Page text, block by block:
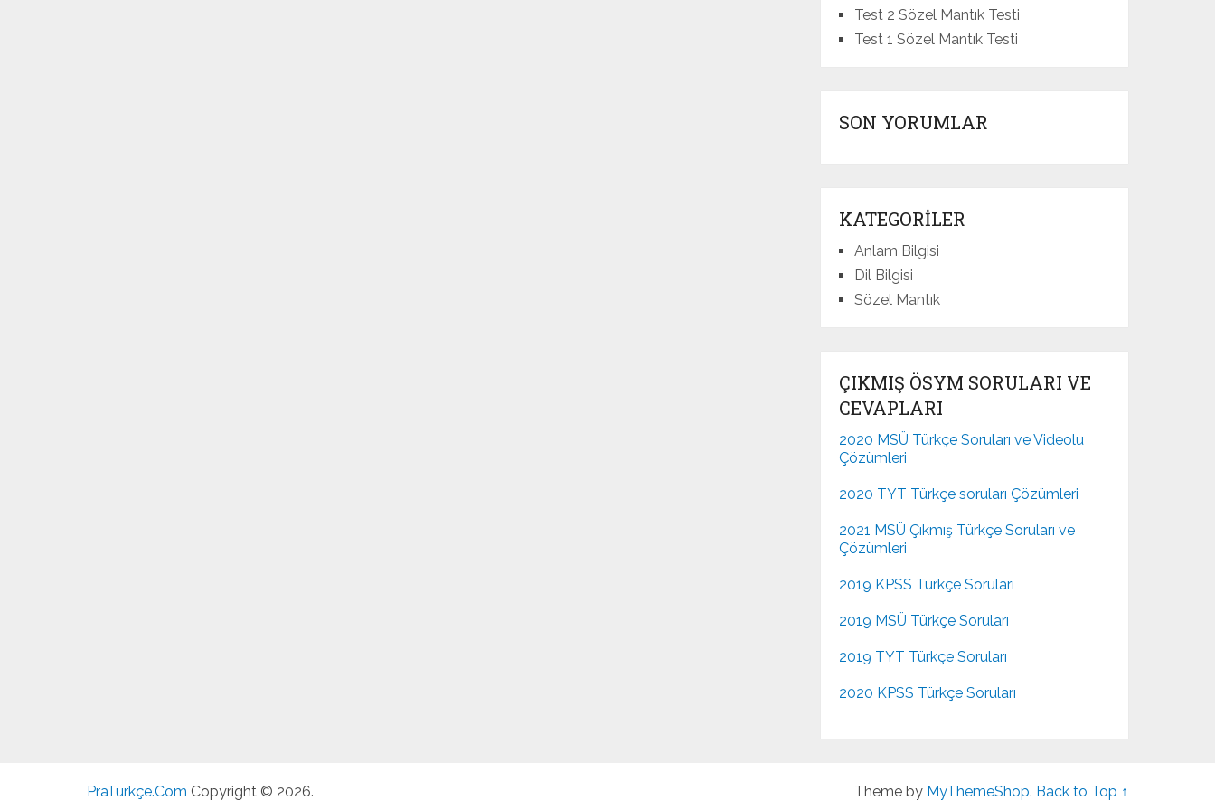
Test 2 Sözel Mantık Testi
Test 1 Sözel Mantık Testi
SON YORUMLAR
KATEGORILER
Anlam Bilgisi
Dil Bilgisi
Sözel Mantık
ÇIKMIŞ ÖSYM SORULARI VE
CEVAPLARI
2020 MSÜ Türkçe Soruları ve Videolu
Çözümleri
2020 TYT Türkçe soruları Çözümleri
2021 MSÜ Çıkmış Türkçe Soruları ve
Çözümleri
2019 KPSS Türkçe Soruları
2019 MSÜ Türkçe Soruları
2019 TYT Türkçe Soruları
2020 KPSS Türkçe Soruları
PraTürkçe.Com Copyright © 2026. Theme by MyThemeShop. Back to Top ↑